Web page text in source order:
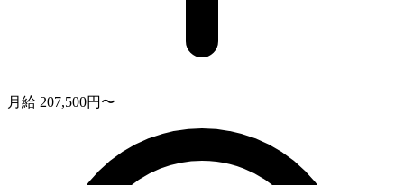
月給 207,500円〜